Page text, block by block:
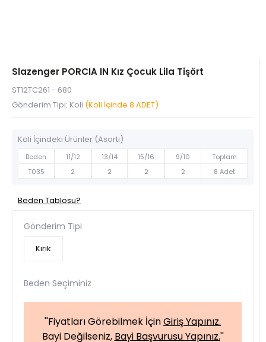
Slazenger PORCIA IN Kız Çocuk Lila Tişört
ST12TC261 - 680
Gönderim Tipi: Koli (Koli İçinde 8 ADET)
Koli İçindeki Ürünler (Asorti)
Beden 11/12 13/14 15/16 9/10
Toplam
T035
2 2 2 2 8 Adet
Beden Tablosu?
Gönderim Tipi
Kırık
Beden Seçiminiz
''Fiyatları Görebilmek İçinGiriş Yapınız.
Bayi Değilseniz, Bayi Başvurusu Yapınız.''